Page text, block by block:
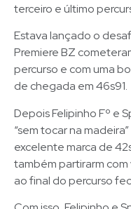
terceiro e último
Estava lançado o
Premiere BZ
percurso e com uma
de chegada em 46s91.
Depois Felipinho Fº e
“sem tocar na
excelente marca de
também partirarm
ao final do percurso